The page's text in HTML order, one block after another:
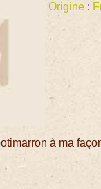
Origine :
à ma